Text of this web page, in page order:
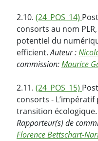
2.10. (24_POS_14)
consorts au nom
potentiel du
efficient.Auteur :
commission:Maurice
2.11. (24_POS_15)
consorts -
transition
Rapporteur(s) de
Florence Bettschart-